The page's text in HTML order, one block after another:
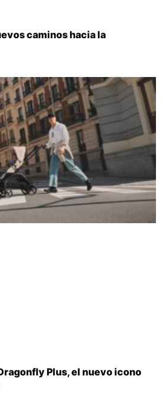
caminos hacia la
Plus, el nuevo icono